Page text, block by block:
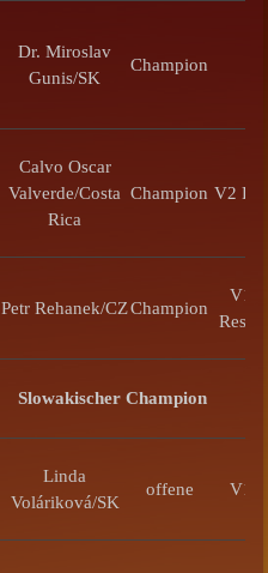
Dr. Miroslav
Gunis/SK
Champion
Calvo Oscar
Valverde/Costa
Rica
Champion V2
Petr Rehanek/CZChampion
V1
Slowakischer Champion
Linda
Voláriková/SK
offene V1